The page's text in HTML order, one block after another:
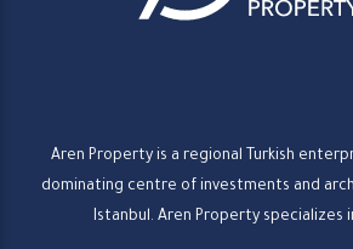
Aren Property is a regional Turkish
dominating centre of investments and
Istanbul. Aren Property specializes